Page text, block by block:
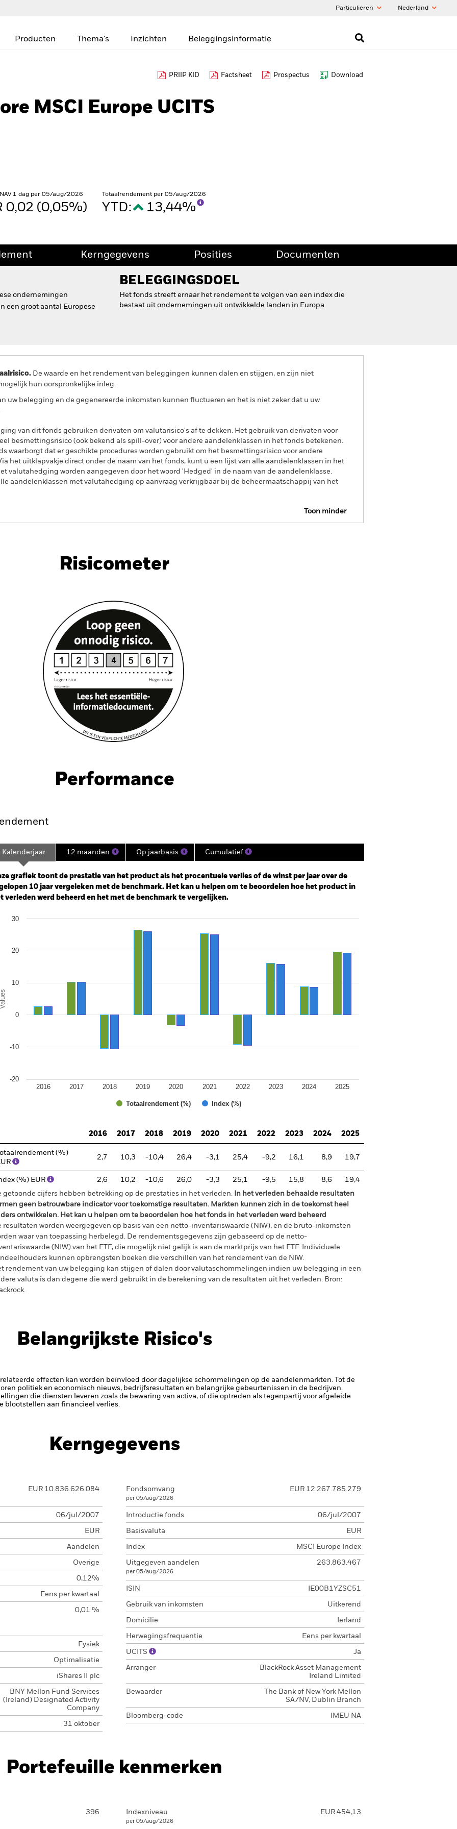
Particulieren Nederland
Producten Thema's Inzichten Beleggingsinformatie
PRIIP KID Factsheet Prospectus Download
MSCI Europe UCITS
1 dag per 05/aug/2026
0,02 (0,05%)
Totaalrendement per 05/aug/2026
YTD: 13,44%
Kerngegevens Posities Documenten
ondernemingen
een groot aantal Europese
BELEGGINGSDOEL
Het fonds streeft ernaar het rendement te volgen van een index die
bestaat uit ondernemingen uit ontwikkelde landen in Europa.
De waarde en het rendement van beleggingen kunnen dalen en stijgen, en zijn niet
hun oorspronkelijke inleg.
uw belegging en de gegenereerde inkomsten kunnen fluctueren en het is niet zeker dat u uw
van dit fonds gebruiken derivaten om valutarisico's af te dekken. Het gebruik van derivaten voor
besmettingsrisico (ook bekend als spill-over) voor andere aandelenklassen in het fonds betekenen.
waarborgt dat er geschikte procedures worden gebruikt om het besmettingsrisico voor andere
het uitklapvakje direct onder de naam van het fonds, kunt u een lijst van alle aandelenklassen in het
valutahedging worden aangegeven door het woord 'Hedged' in de naam van de aandelenklasse.
aandelenklassen met valutahedging op aanvraag verkrijgbaar bij de beheermaatschappij van het
Toon minder
Risicometer
Performance
2007-07-01 00:00:00 to 2026-08-05 00:00:00.
-100 to 200.
Kalenderjaar 12 maanden Op jaarbasis Cumulatief
grafiek toont de prestatie van het product als het procentuele verlies of de winst per jaar over de
10 jaar vergeleken met de benchmark. Het kan u helpen om te beoordelen hoe het product in
verleden werd beheerd en het met de benchmark te vergelijken.
chart with 2 data series.
chart has 1 X axis displaying categories.
Values
Totaalrendement (%) Index (%)
2016 2017 2018 2019 2020 2021 2022 2023 2024 2025
-20
-10
0
10
20
30
2016
2017 2018 2019 2020 2021 2022 2023 2024 2025
Totaalrendement (%)
2,7 10,3 -10,4 26,4 -3,1 25,4 -9,2 16,1 8,9 19,7
(%) EUR 2,6 10,2 -10,6 26,0 -3,3 25,1 -9,5 15,8 8,6
19,4
getoonde cijfers hebben betrekking op de prestaties in het verleden. In het verleden behaalde resultaten
geen betrouwbare indicator voor toekomstige resultaten. Markten kunnen zich in de toekomst heel
ontwikkelen. Het kan u helpen om te beoordelen hoe het fonds in het verleden werd beheerd
resultaten worden weergegeven op basis van een netto-inventariswaarde (NIW), en de bruto-inkomsten
waar van toepassing herbelegd. De rendementsgegevens zijn gebaseerd op de netto-
(NIW) van het ETF, die mogelijk niet gelijk is aan de marktprijs van het ETF. Individuele
kunnen opbrengsten boeken die verschillen van het rendement van de NIW.
rendement van uw belegging kan stijgen of dalen door valutaschommelingen indien uw belegging in een
valuta is dan degene die werd gebruikt in de berekening van de resultaten uit het verleden. Bron:
Belangrijkste Risico's
effecten kan worden beïnvloed door dagelijkse schommelingen op de aandelenmarkten. Tot de
politiek en economisch nieuws, bedrijfsresultaten en belangrijke gebeurtenissen in de bedrijven.
die diensten leveren zoals de bewaring van activa, of die optreden als tegenpartij voor afgeleide
blootstellen aan financieel verlies.
Kerngegevens
EUR 10.836.626.084
06/jul/2007
EUR
Aandelen
Overige
0,12%
Eens per kwartaal
0,01 %
Fysiek
Optimalisatie
iShares II plc
BNY Mellon Fund Services
(Ireland) Designated Activity
Company
31 oktober
Fondsomvang
per 05/aug/2026
EUR 12.267.785.279
Introductie fonds 06/jul/2007
Basisvaluta EUR
Index MSCI Europe Index
Uitgegeven aandelen
per 05/aug/2026
263.863.467
ISIN IE00B1YZSC51
Gebruik van inkomsten Uitkerend
Domicilie Ierland
Herwegingsfrequentie Eens per kwartaal
UCITS Ja
Arranger
BlackRock Asset Management
Ireland Limited
Bewaarder
The Bank of New York Mellon
SA/NV, Dublin Branch
Bloomberg-code IMEU NA
Portefeuille kenmerken
396 Indexniveau
per 05/aug/2026
EUR 454,13